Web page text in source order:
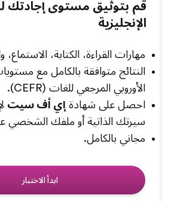
قم بتوثيق مستوى إجادتك
الإنجليزية
مهارات القراءة، الكتابة،
النتائج متوافقة بالكامل مع
الأوروبي المرجعي للغات (CEFR).
احصل على شهادة إي أف سيت
سيرتك الذاتية أو ملفك الشخصي
مجاني بالكامل.
ابدأ الاختبار